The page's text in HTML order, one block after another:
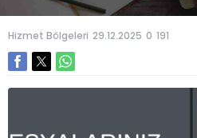
Hizmet Bölgeleri 29.12.2025 0 191